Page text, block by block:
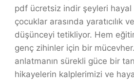
pdf ücretsiz indir şeyleri
çocuklar arasında yaratıcılık
düşünceyi tetikliyor. Hem
genç zihinler için bir
anlatmanın sürekli güce bir
hikayelerin kalplerimizi ve